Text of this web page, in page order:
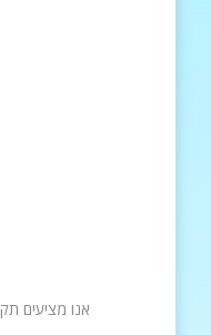
אנו מציעים